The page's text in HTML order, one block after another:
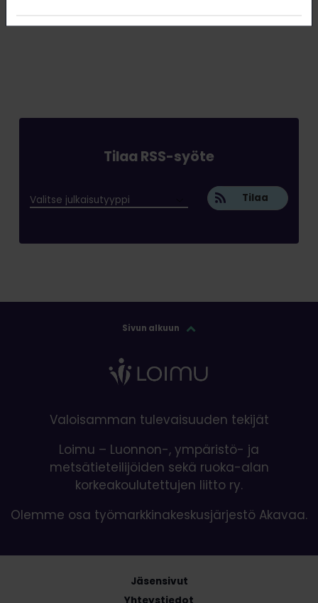
Tilaa RSS-syöte
Tilaa
Sivun alkuun
Valoisamman tulevaisuuden tekijät
Loimu – Luonnon-, ympäristö- ja
metsätieteilijöiden sekä ruoka-alan
korkeakoulutettujen liitto ry.
Olemme osa työmarkkinakeskusjärjestö Akavaa.
Jäsensivut